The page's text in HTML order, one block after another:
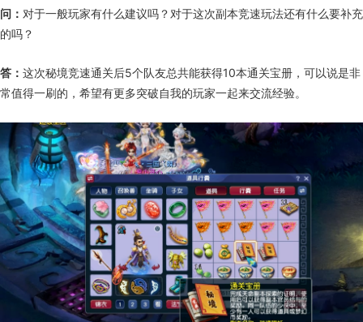
问： 对于一般玩家有什么建议吗？对于这次副本竞速玩法还有什么要补充
的吗？
答： 这次秘境竞速通关后5个队友总共能获得10本通关宝册，可以说是非
常值得一刷的，希望有更多突破自我的玩家一起来交流经验。